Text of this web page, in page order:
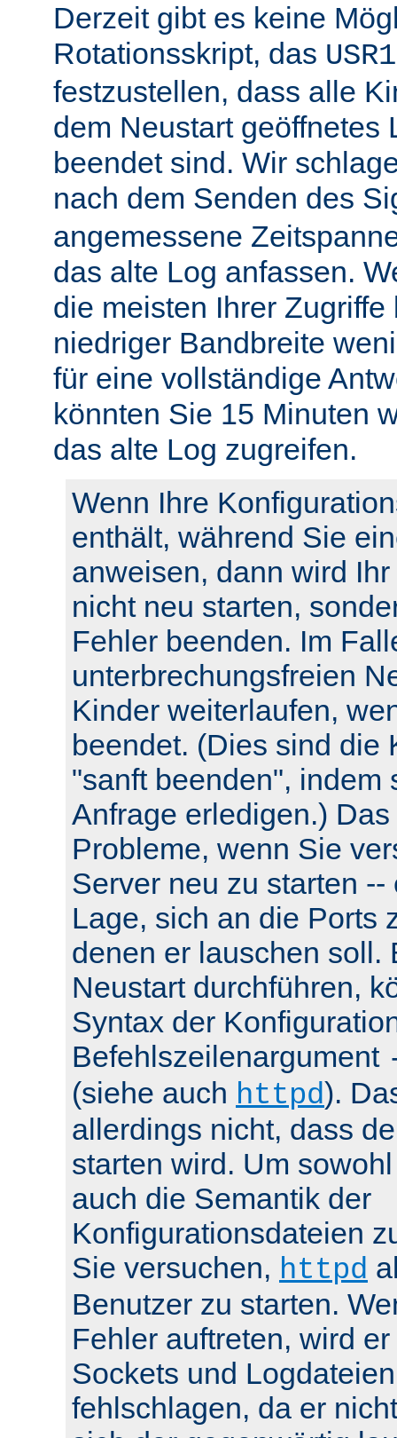
Derzeit gibt es keine
Rotationsskript, das USR1
festzustellen, dass alle
dem Neustart geöffnetes
beendet sind. Wir
nach dem Senden des
angemessene
das alte Log anfassen.
die meisten Ihrer
niedriger Bandbreite
für eine vollständige
könnten Sie 15 Minuten
das alte Log zugreifen.
Wenn Ihre
enthält, während Sie
anweisen, dann wird
nicht neu starten,
Fehler beenden. Im
unterbrechungsfreien
Kinder weiterlaufen,
beendet. (Dies sind die
"sanft beenden", indem
Anfrage erledigen.)
Probleme, wenn Sie
Server neu zu starten
Lage, sich an die Ports
denen er lauschen soll.
Neustart durchführen,
Syntax der
Befehlszeilenargument
(siehe auch httpd).
allerdings nicht, dass
starten wird. Um
auch die Semantik der
Konfigurationsdateien
Sie versuchen, httpd
Benutzer zu starten.
Fehler auftreten, wird
Sockets und
fehlschlagen, da er